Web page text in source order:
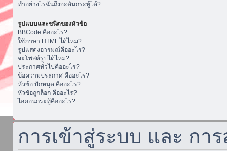
ทำอย่างไรฉันถึงจะดันกระทู้ได้?
รูปแบบและชนิดของหัวข้อ
BBCode คืออะไร?
ใช้ภาษา HTML ได้ไหม?
รูปแสดงอารมณ์คืออะไร?
จะโพสต์รูปได้ไหม?
ประกาศทั่วไปคืออะไร?
ข้อความประกาศ คืออะไร?
หัวข้อ ปักหมุด คืออะไร?
หัวข้อถูกล็อก คืออะไร?
ไอคอนกระทู้คืออะไร?
การเข้าสู่ระบบ และ กา